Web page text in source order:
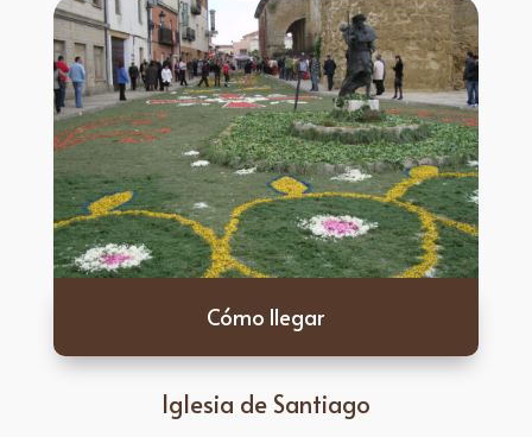
Cómo llegar
Iglesia de Santiago